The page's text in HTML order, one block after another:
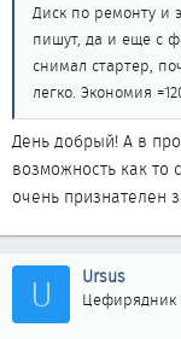
Диск по ремонту и
пишут, да и еще с
снимал стартер,
легко. Экономия
День добрый! А в
возможность как то
очень признателен
U Ursus
Цефирядник